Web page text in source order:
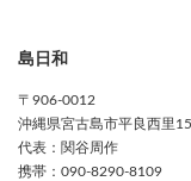
島日和
〒906-0012
沖縄県宮古島市平良西里
代表：関谷周作
携帯：090-8290-8109